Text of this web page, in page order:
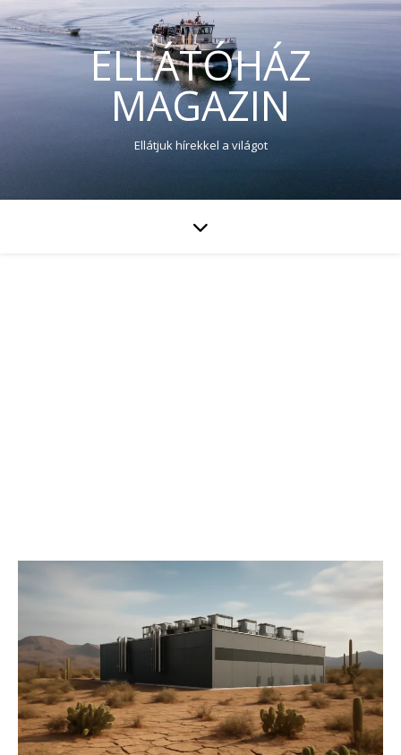
ELLÁTÓHÁZ
MAGAZIN
Ellátjuk hírekkel a világot